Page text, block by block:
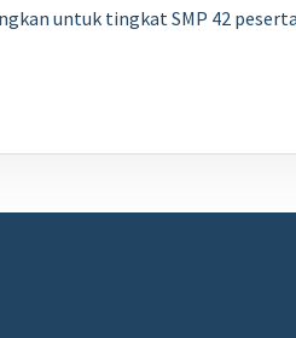
untuk tingkat SMP 42